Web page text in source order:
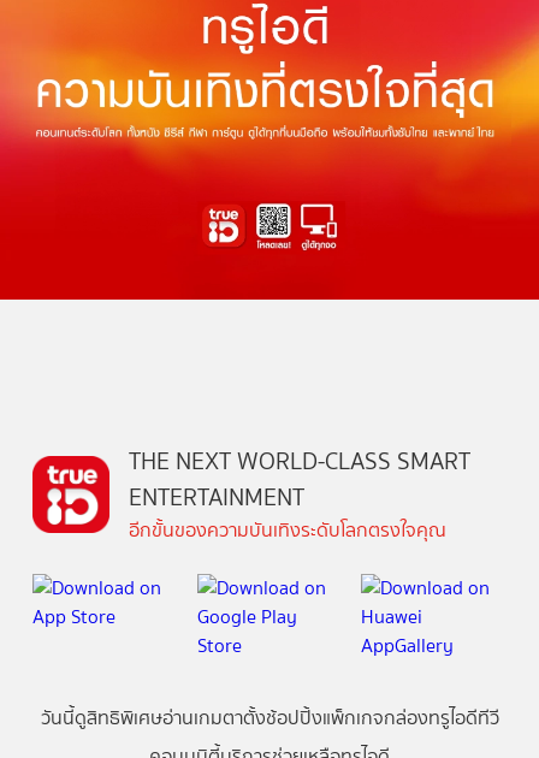
THE NEXT WORLD-CLASS SMART
ENTERTAINMENT
อีกขั้นของความบันเทิงระดับโลกตรงใจคุณ
วันนี้ดูสิทธิพิเศษอ่านเกมตาตั้งช้อปปิ้งแพ็กเกจกล่องทรูไอดีทีวี